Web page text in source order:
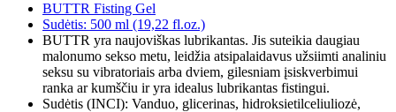
BUTTR Fisting Gel
Sudėtis: 500 ml (19,22 fl.oz.)
BUTTR yra naujoviškas lubrikantas. Jis suteikia daugiau
malonumo sekso metu, leidžia atsipalaidavus užsiimti analiniu
seksu su vibratoriais arba dviem, gilesniam įsiskverbimui
ranka ar kumščiu ir yra idealus lubrikantas fistingui.
Sudėtis (INCI): Vanduo, glicerinas, hidroksietilceliuliozė,